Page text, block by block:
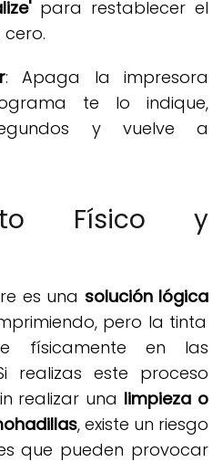
para restablecer el
.
: Apaga la impresora
te lo indique,
y vuelve a
Físico y
es una solución lógica
pero la tinta
físicamente en las
realizas este proceso
realizar una limpieza o
, existe un riesgo
que pueden provocar